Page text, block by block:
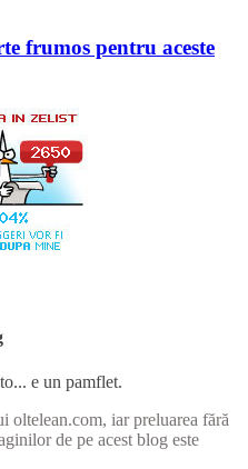
frumos pentru aceste
e un pamflet.
oltelean.com, iar preluarea fără
de pe acest blog este